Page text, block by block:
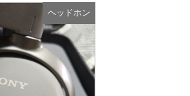
ヘッドホン